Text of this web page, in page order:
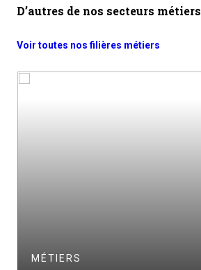
D’autres de nos secteurs métiers
Voir toutes nos filières métiers
MÉTIERS